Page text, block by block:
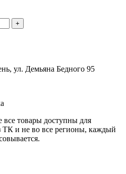
ул. Демьяна Бедного 95
товары доступны для
ТК и не во все регионы, каждый